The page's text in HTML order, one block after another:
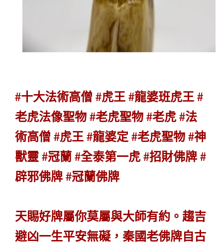
#十大法術高僧 #虎王 #龍婆班虎王 #
老虎法像聖物 #老虎聖物 #老虎 #法
術高僧 #虎王 #龍婆定 #老虎聖物 #神
獸靈 #冠蘭 #全泰第一虎 #招財佛牌 #
辟邪佛牌 #冠蘭佛牌
天賜好牌屬你莫屬與大師有約。趨吉
避凶一生平安無礙，秦國老佛牌自古